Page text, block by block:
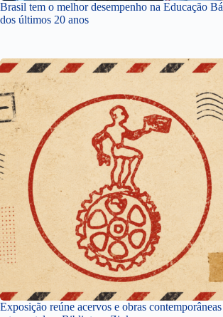
Brasil tem o melhor desempenho na Educação
dos últimos 20 anos
Exposição reúne acervos e obras contemporâneas